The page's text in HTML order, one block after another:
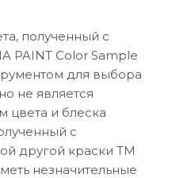
полученный с
PAINT Color Sample
для выбора
не является
цвета и блеска
с
другой краски ТМ
незначительные